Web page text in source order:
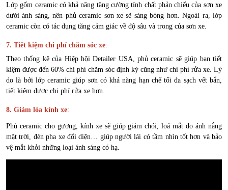
Lớp gốm ceramic có khả năng tăng cường tính chất phản chiếu của sơn xe
dưới ánh sáng, nên phủ ceramic sơn xe sẽ sáng bóng hơn. Ngoài ra, lớp
ceramic còn có tác dụng tăng cảm giác về độ sâu và trong của sơn xe.
7. Tiết kiệm chi phí chăm sóc xe:
Theo thống kê của Hiệp hội Detailer USA, phủ ceramic sẽ giúp bạn tiết
kiệm được đến 60% chi phí chăm sóc định kỳ cũng như chi phí rửa xe. Lý
do là bởi lớp ceramic giúp sơn có khả năng hạn chế tối đa sạch vết bẩn,
tiết kiệm được chi phí rửa xe hơn.
8. Giảm lóa kính xe:
Phủ ceramic cho gương, kính xe sẽ giúp giảm chói, loá mắt do ánh nắng
mặt trời, đèn pha xe đối diện… giúp người lái có tầm nhìn tốt hơn và bảo
vệ mắt khỏi những loại ánh sáng có hạ.